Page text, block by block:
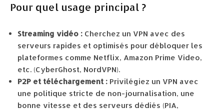
Pour quel usage principal ?
Streaming vidéo : Cherchez un VPN avec des
serveurs rapides et optimisés pour débloquer les
plateformes comme Netflix, Amazon Prime Video,
etc. (CyberGhost, NordVPN).
P2P et téléchargement : Privilégiez un VPN avec
une politique stricte de non-journalisation, une
bonne vitesse et des serveurs dédiés (PIA,